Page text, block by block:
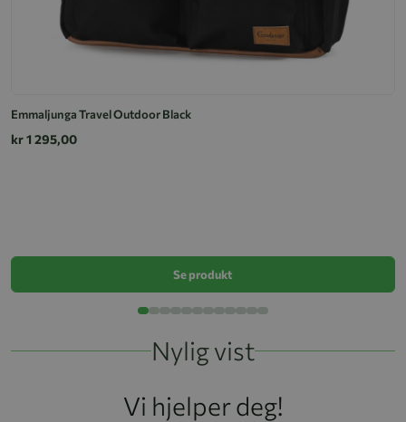
Emmaljunga Travel Outdoor Black
kr 1 295,00
Se produkt
Nylig vist
Vi hjelper deg!